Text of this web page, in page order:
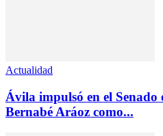
Actualidad
Ávila impulsó en el Senado
Bernabé Aráoz como...